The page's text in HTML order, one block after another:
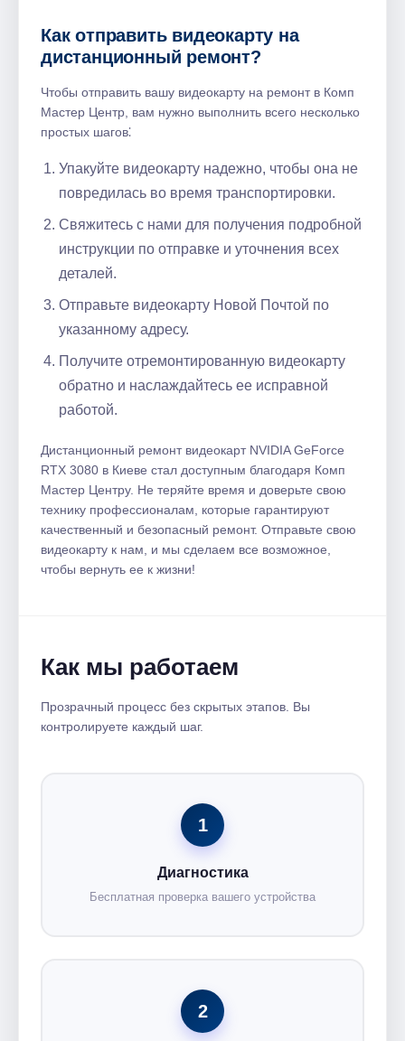
Как отправить видеокарту на
дистанционный ремонт?
Чтобы отправить вашу видеокарту на ремонт в Комп
Мастер Центр, вам нужно выполнить всего несколько
простых шагов⁚
Упакуйте видеокарту надежно, чтобы она не
повредилась во время транспортировки.
Свяжитесь с нами для получения подробной
инструкции по отправке и уточнения всех
деталей.
Отправьте видеокарту Новой Почтой по
указанному адресу.
Получите отремонтированную видеокарту
обратно и наслаждайтесь ее исправной
работой.
Дистанционный ремонт видеокарт NVIDIA GeForce
RTX 3080 в Киеве стал доступным благодаря Комп
Мастер Центру. Не теряйте время и доверьте свою
технику профессионалам, которые гарантируют
качественный и безопасный ремонт. Отправьте свою
видеокарту к нам, и мы сделаем все возможное,
чтобы вернуть ее к жизни!
Как мы работаем
Прозрачный процесс без скрытых этапов. Вы
контролируете каждый шаг.
1
Диагностика
Бесплатная проверка вашего устройства
2